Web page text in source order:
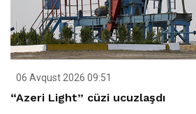
06 Avqust 2026 09:51
“Azeri Light” cüzi ucuzlaşdı